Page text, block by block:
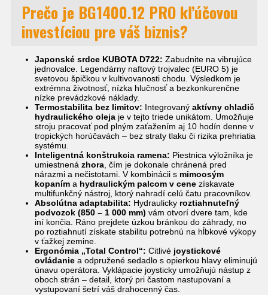
Prečo je BG1400.12 PRO kľúčovou
investíciou pre váš biznis?
Japonské srdce KUBOTA D722: Zabudnite na vibrujúce
jednovalce. Legendárny naftový trojvalec (EURO 5) je
svetovou špičkou v kultivovanosti chodu. Výsledkom je
extrémna životnosť, nízka hlučnosť a bezkonkurenčne
nízke prevádzkové náklady.
Termostabilita bez limitov: Integrovaný aktívny chladič
hydraulického oleja je v tejto triede unikátom. Umožňuje
stroju pracovať pod plným zaťažením aj 10 hodín denne v
tropických horúčavách – bez straty tlaku či rizika prehriatia
systému.
Inteligentná konštrukcia ramena: Piestnica výložníka je
umiestnená zhora, čím je dokonale chránená pred
nárazmi a nečistotami. V kombinácii s mimoosým
kopaním a hydraulickým palcom v cene získavate
multifunkčný nástroj, ktorý nahradí celú čatu pracovníkov.
Absolútna adaptabilita: Hydraulicky roztiahnuteľný
podvozok (850 – 1 000 mm) vám otvorí dvere tam, kde
iní končia. Ráno prejdete úzkou bránkou do záhrady, no
po roztiahnutí získate stabilitu potrebnú na hĺbkové výkopy
v ťažkej zemine.
Ergonómia „Total Control“: Citlivé joystickové
ovládanie a odpružené sedadlo s opierkou hlavy eliminujú
únavu operátora. Vyklápacie joysticky umožňujú nástup z
oboch strán – detail, ktorý pri častom nastupovaní a
vystupovaní šetrí váš drahocenný čas.